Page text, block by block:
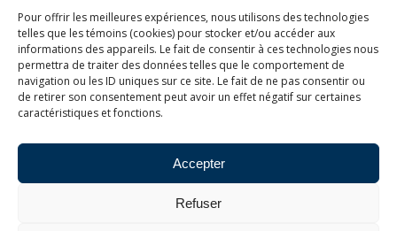
Pour offrir les meilleures expériences, nous utilisons des technologies
telles que les témoins (cookies) pour stocker et/ou accéder aux
informations des appareils. Le fait de consentir à ces technologies nous
permettra de traiter des données telles que le comportement de
navigation ou les ID uniques sur ce site. Le fait de ne pas consentir ou
de retirer son consentement peut avoir un effet négatif sur certaines
caractéristiques et fonctions.
Accepter
Refuser
Mercredi Fermé
Jeudi
11h - 14h
15h - 20h
Vendredi 8h - 12h30